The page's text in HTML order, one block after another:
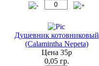
Душевник котовниковый
(Calamintha Nepeta)
Цена 35р
0,05 гр.